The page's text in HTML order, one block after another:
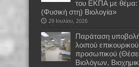
του ΕΚΠΑ με θέμα:
(Φυσική στη) Βιολογία»
29 Ιουλίου, 2026
Παράταση
λοιπού επικουρικού
προσωπικού
Βιολόγων,